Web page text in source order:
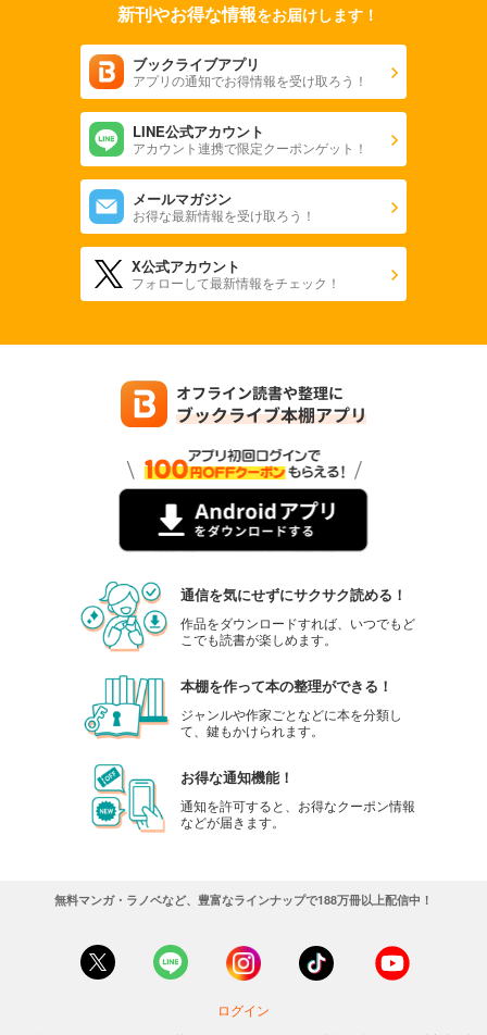
新刊やお得な情報をお届けします！
ブックライブアプリ
アプリの通知でお得情報を受け取ろう！
LINE公式アカウント
アカウント連携で限定クーポンゲット！
メールマガジン
お得な最新情報を受け取ろう！
X公式アカウント
フォローして最新情報をチェック！
通信を気にせずにサクサク読める！
作品をダウンロードすれば、いつでもど
こでも読書が楽しめます。
本棚を作って本の整理ができる！
ジャンルや作家ごとなどに本を分類し
て、鍵もかけられます。
お得な通知機能！
通知を許可すると、お得なクーポン情報
などが届きます。
無料マンガ・ラノベなど、豊富なラインナップで188万冊以上配信中！
ログイン